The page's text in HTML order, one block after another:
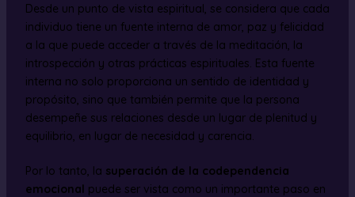
Desde un punto de vista espiritual, se considera que cada
individuo tiene un fuente interna de amor, paz y felicidad
a la que puede acceder a través de la meditación, la
introspección y otras prácticas espirituales. Esta fuente
interna no solo proporciona un sentido de identidad y
propósito, sino que también permite que la persona
desempeñe sus relaciones desde un lugar de plenitud y
equilibrio, en lugar de necesidad y carencia.
Por lo tanto, la superación de la codependencia
emocional puede ser vista como un importante paso en